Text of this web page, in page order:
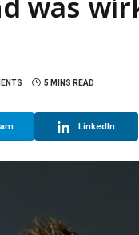
5 MINS READ
LinkedIn